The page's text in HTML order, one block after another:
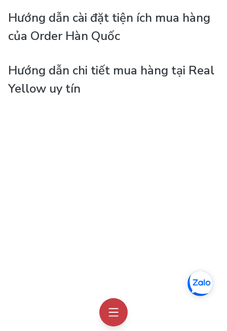
Hướng dẫn cài đặt tiện ích mua hàng
của Order Hàn Quốc
Hướng dẫn chi tiết mua hàng tại Real
Yellow uy tín